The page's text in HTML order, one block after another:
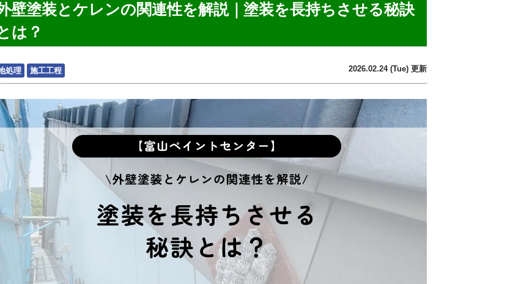
壁塗装とケレンの関連性を解説｜塗装を長持ちさせる秘訣
は？
処理 施工工程 2026.02.24 (Tue) 更新